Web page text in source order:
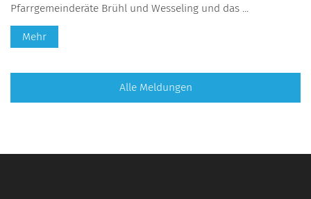
Pfarrgemeinderäte Brühl und Wesseling und das ...
Mehr
Alle Meldungen